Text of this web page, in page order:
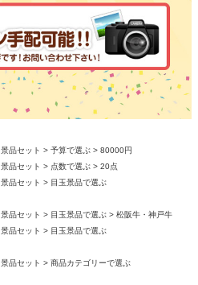
景品セット 予算で選ぶ
80000円
景品セット 点数で選ぶ
20点
景品セット
目玉景品で選ぶ
景品セット 目玉景品で選ぶ
松阪牛・神戸牛
景品セット
目玉景品で選ぶ
景品セット
商品カテゴリーで選ぶ